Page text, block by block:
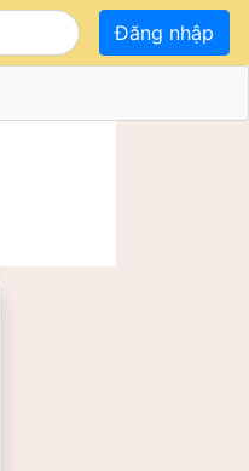
Đăng nhập